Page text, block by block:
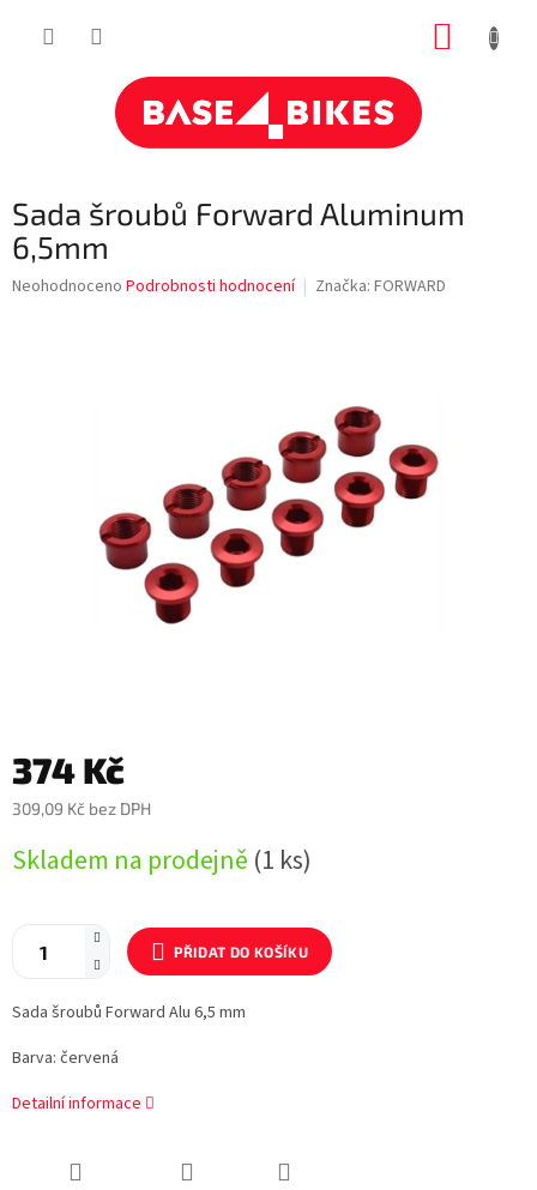
Sada šroubů Forward Aluminum
6,5mm
Průměrné
Neohodnoceno Podrobnosti hodnocení Značka: FORWARD
374 Kč
309,09 Kč bez DPH
cena:
Skladem na prodejně (1 ks)
PŘIDAT DO KOŠÍKU
Sada šroubů Forward Alu 6,5 mm
Barva: červená
Detailní informace